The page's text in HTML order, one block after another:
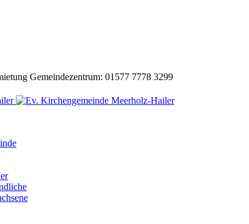
Gemeindezentrum: 01577 7778 3299